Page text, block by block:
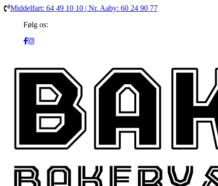
Middelfart: 64 49 10 10 | Nr. Aaby: 60 24 90 77
Følg os: